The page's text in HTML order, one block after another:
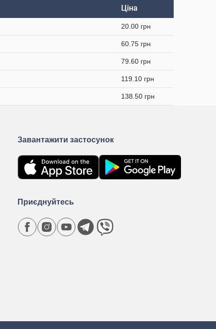
Ціна
20.00 грн
60.75 грн
79.60 грн
119.10 грн
138.50 грн
Завантажити застосунок
Приєднуйтесь